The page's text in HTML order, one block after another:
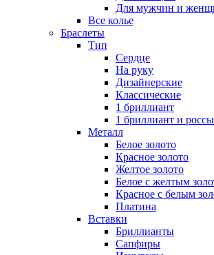
Для мужчин и
Все колье
Браслеты
Тип
Сердце
На руку
Дизайнерские
Классические
1 бриллиант
1 бриллиант и
Металл
Белое золото
Красное золото
Желтое золото
Белое с желтым
Красное с белым
Платина
Вставки
Бриллианты
Сапфиры